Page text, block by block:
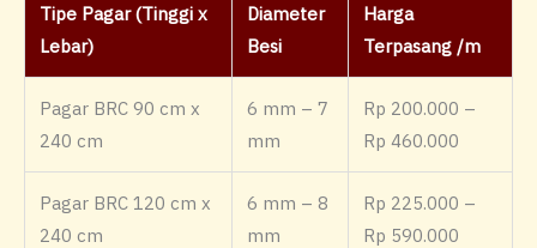
Tipe Pagar (Tinggi x
Lebar)
Diameter
Besi
Harga
Terpasang /m
Pagar BRC 90 cm x
240 cm
6 mm – 7
mm
Rp 200.000 –
Rp 460.000
Pagar BRC 120 cm x
240 cm
6 mm – 8
mm
Rp 225.000 –
Rp 590.000